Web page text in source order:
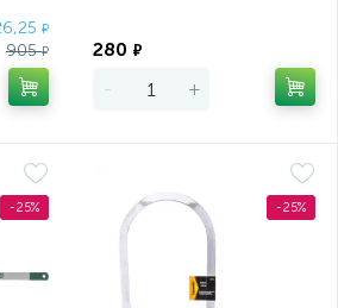
₽
905₽ 280 ₽
- +
-25% -25%